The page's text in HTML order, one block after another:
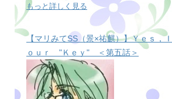
もっと詳しく見る
【マリみてSS（景×祐麒）】Ｙｅｓ，
ｏｕｒ "Ｋｅｙ" ＜第五話＞